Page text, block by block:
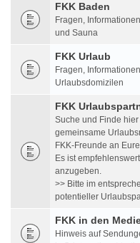
FKK Baden
Fragen,
und Sauna
FKK Urlaub
Fragen,
Urlaubsdomizilen
FKK
Suche und Finde
gemeinsame
FKK-Freunde an
Es ist
anzugeben.
>> Bitte im
potentieller
FKK in den
Hinweis auf